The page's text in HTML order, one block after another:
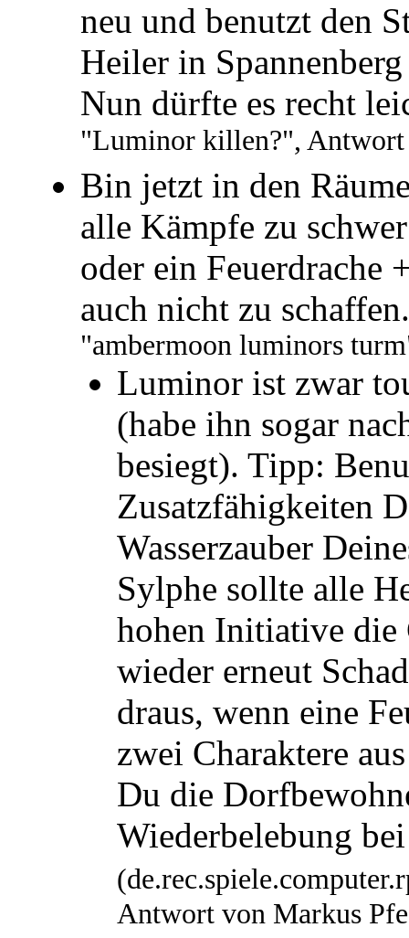
neu und benutzt den
Heiler in
Nun dürfte es recht
"Luminor killen?", Antwort
Bin jetzt in den
alle Kämpfe zu
oder ein Feuerdrache
auch nicht zu
"ambermoon luminors
Luminor ist zwar
(habe ihn sogar
besiegt). Tipp:
Zusatzfähigkeiten
Wasserzauber
Sylphe sollte alle
hohen Initiative die
wieder erneut
draus, wenn eine
zwei Charaktere
Du die
Wiederbelebung
Antwort von Markus